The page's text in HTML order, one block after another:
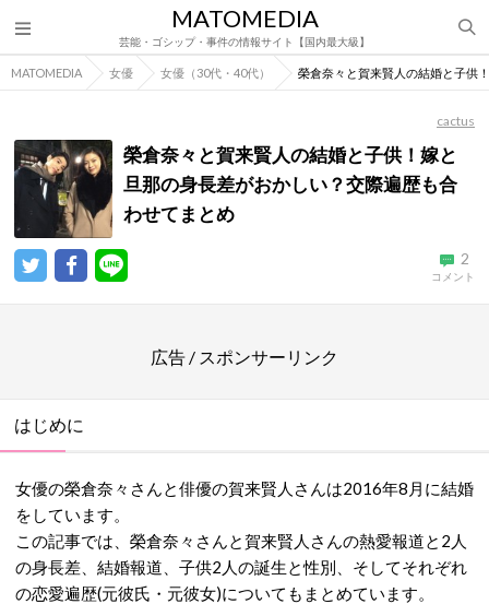
MATOMEDIA
芸能・ゴシップ・事件の情報サイト【国内最大級】
MATOMEDIA 女優 女優（30代・40代） 榮倉奈々と賀来賢人の結婚と子供
cactus
榮倉奈々と賀来賢人の結婚と子供！嫁と
旦那の身長差がおかしい？交際遍歴も合
わせてまとめ
2
コメント
広告 / スポンサーリンク
はじめに
女優の榮倉奈々さんと俳優の賀来賢人さんは2016年8月に結婚
をしています。
この記事では、榮倉奈々さんと賀来賢人さんの熱愛報道と2人
の身長差、結婚報道、子供2人の誕生と性別、そしてそれぞれ
の恋愛遍歴(元彼氏・元彼女)についてもまとめています。